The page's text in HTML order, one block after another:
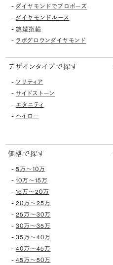
- ダイヤモンドでプロポーズ
- ダイヤモンドルース
- 結婚指輪
- ラボグロウンダイヤモンド
デザインタイプで探す
- ソリティア
- サイドストーン
- エタニティ
- ヘイロー
価格で探す
- 5万〜10万
- 10万〜15万
- 15万〜20万
- 20万〜25万
- 25万〜30万
- 30万〜35万
- 35万〜40万
- 40万〜45万
- 45万〜50万